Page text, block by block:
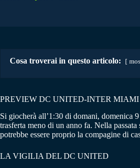
Cosa troverai in questo articolo:
PREVIEW DC UNITED-INTER MIAMI
Si giocherà all’1:30 di domani, domenica
trasferta meno di un anno fa. Nella
potrebbe essere proprio la compagine di
LA VIGILIA DEL DC UNITED